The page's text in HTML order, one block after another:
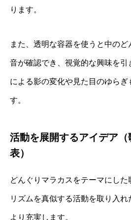
ります。
また、透明な容器を使うと中の
音が確認でき、視覚的な興味を
による影の変化や見た目のゆら
す。
活動を展開するアイデア
表）
どんぐりマラカスをテーマにし
リズムを真似する活動を取り入
より充実します。